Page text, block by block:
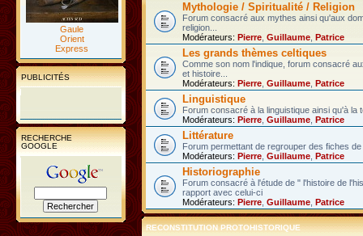
Gaule
Orient
Express
PUBLICITÉS
RECHERCHE
GOOGLE
Mythologie / Spiritualité / Religion
Forum consacré aux mythes ainsi qu'aux
religion...
Modérateurs: Pierre Guillaume Patrice
Les grands thèmes celtiques
Comme son nom l'indique, forum consacré
et histoire...
Modérateurs: Pierre Guillaume Patrice
Linguistique
Forum consacré à la linguistique ainsi qu'à la
Modérateurs: Pierre Guillaume Patrice
Littérature
Forum permettant de regrouper des fiches
Modérateurs: Pierre Guillaume Patrice
Historiographie
Forum consacré à l'étude de " l'histoire de
rapport avec celui-ci
Modérateurs: Pierre Guillaume Patrice
RECONSTITUTION PROTOHISTORIQUE